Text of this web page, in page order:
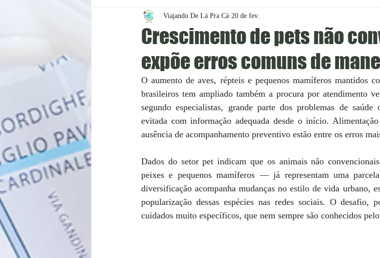
Crescimento de pets não
expõe erros comuns de
Viajando De Lá Pra Cá 20 de fev.
O aumento de aves, répteis e pequenos mamíferos mantidos
brasileiros tem ampliado também a procura por atendimento
segundo especialistas, grande parte dos problemas de saúde
evitada com informação adequada desde o início.
ausência de acompanhamento preventivo estão entre os erros
Dados do setor pet indicam que os animais não
peixes e pequenos mamíferos — já representam uma
diversificação acompanha mudanças no estilo de vida urbano,
popularização dessas espécies nas redes sociais. O desafio,
cuidados muito específicos, que nem sempre são conhecidos